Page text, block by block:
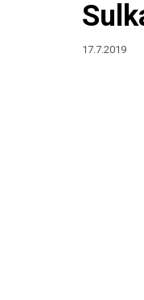
17.7.2019